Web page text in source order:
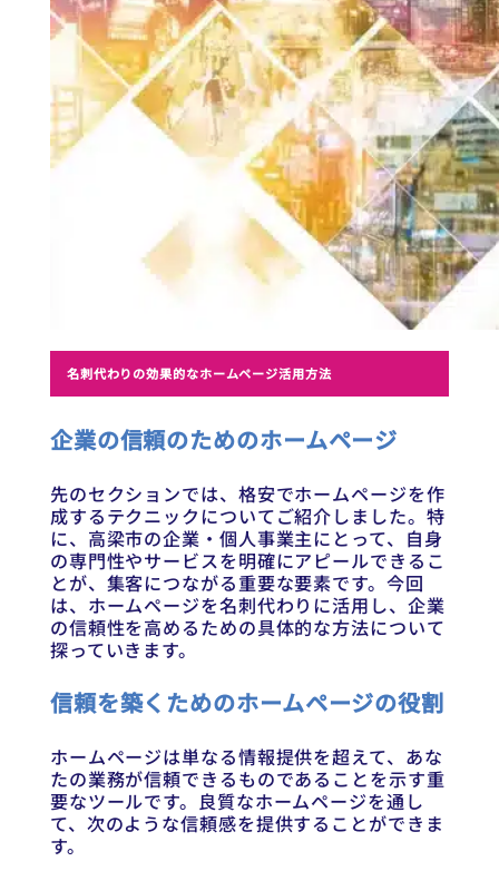
名刺代わりの効果的なホームページ活用方法
企業の信頼のためのホームページ
先のセクションでは、格安でホームページを作
成するテクニックについてご紹介しました。特
に、高梁市の企業・個人事業主にとって、自身
の専門性やサービスを明確にアピールできるこ
とが、集客につながる重要な要素です。今回
は、ホームページを名刺代わりに活用し、企業
の信頼性を高めるための具体的な方法について
探っていきます。
信頼を築くためのホームページの役割
ホームページは単なる情報提供を超えて、あな
たの業務が信頼できるものであることを示す重
要なツールです。良質なホームページを通し
て、次のような信頼感を提供することができま
す。